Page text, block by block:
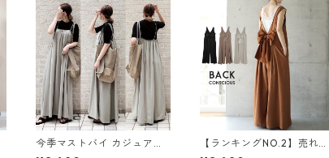
今季マストバイ カジュアル
ゆったりキャミワンピース
【ランキングNO.2】売れ切
れ必至 バックリボン4色展